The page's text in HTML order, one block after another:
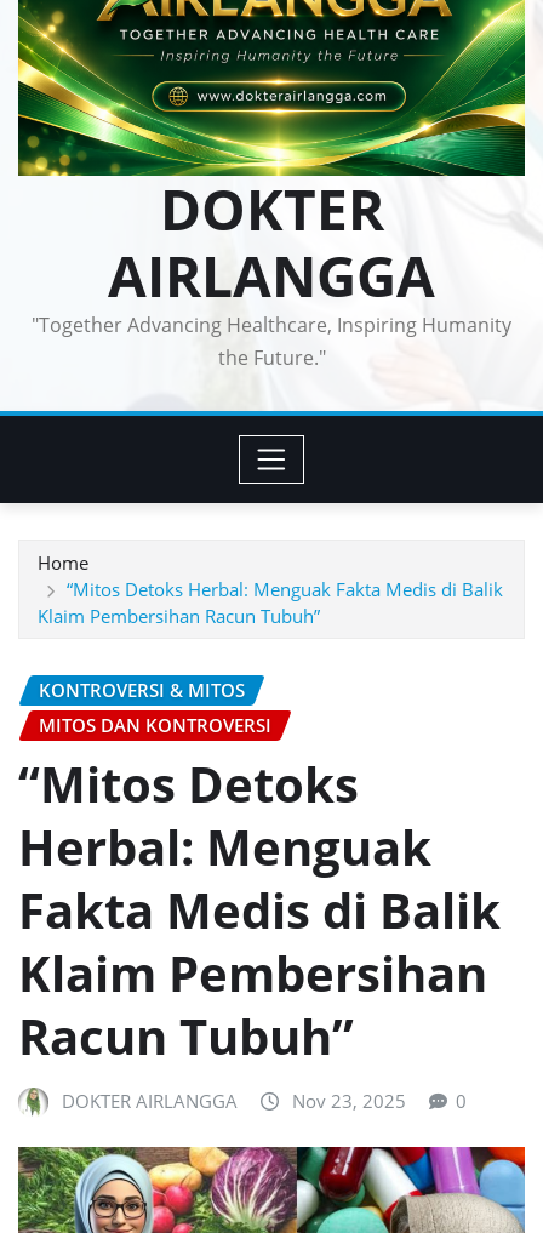
DOKTER
AIRLANGGA
"Together Advancing Healthcare, Inspiring Humanity
the Future."
Home
“Mitos Detoks Herbal: Menguak Fakta Medis di Balik
Klaim Pembersihan Racun Tubuh”
KONTROVERSI & MITOS
MITOS DAN KONTROVERSI
“Mitos Detoks
Herbal: Menguak
Fakta Medis di Balik
Klaim Pembersihan
Racun Tubuh”
DOKTER AIRLANGGA Nov 23, 2025 0